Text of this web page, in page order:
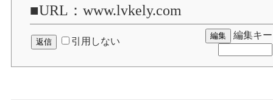
■URL：www.lvkely.com
引用しない
編集キー